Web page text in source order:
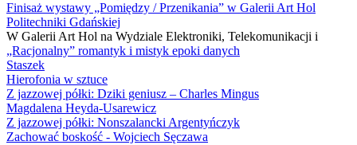
Finisaż wystawy „Pomiędzy / Przenikania” w Galerii Art Hol
Politechniki Gdańskiej
W Galerii Art Hol na Wydziale Elektroniki, Telekomunikacji i
„Racjonalny” romantyk i mistyk epoki danych
Staszek
Hierofonia w sztuce
Z jazzowej półki: Dziki geniusz – Charles Mingus
Magdalena Heyda-Usarewicz
Z jazzowej półki: Nonszalancki Argentyńczyk
Zachować boskość - Wojciech Sęczawa